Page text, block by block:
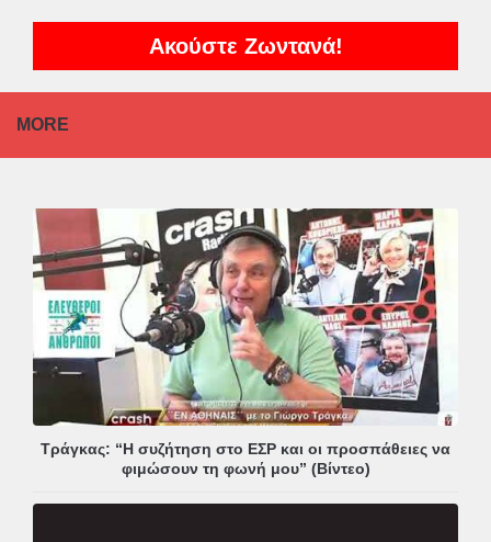
Ακούστε Ζωντανά!
MORE
Τράγκας: “Η συζήτηση στο ΕΣΡ και οι προσπάθειες να
φιμώσουν τη φωνή μου” (Βίντεο)